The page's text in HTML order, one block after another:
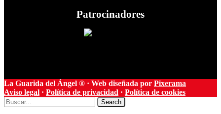
Patrocinadores
La Guarida del Ángel ® · Web diseñada por Pixerama
Aviso legal · Política de privacidad · Política de cookies
Search